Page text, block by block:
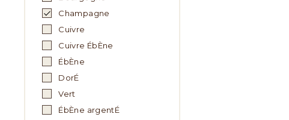
Champagne
Cuivre
Cuivre ÉbÈne
ÉbÈne
DorÉ
Vert
ÉbÈne argentÉ